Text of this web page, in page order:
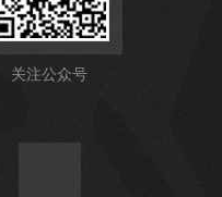
关注公众号